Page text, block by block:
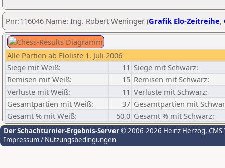
Pnr:116046 Name: Ing. Robert Weninger (Grafik Elo-Zeitreihe,
Alle Partien ab Eloliste 1. Juli 2006
Siege mit Weiß:
11 Siege mit Schwarz:
Remisen mit Weiß:
15 Remisen mit Schwarz:
Verluste mit Weiß:
11 Verluste mit Schwarz:
Gesamtpartien mit Weiß:
37 Gesamtpartien mit
Gesamt % mit Weiß:
50,0 Gesamt % mit Schwarz:
Der Schachturnier-Ergebnis-Server© 2006-2026 Heinz Herzog,
Impressum / Nutzungsbedingungen